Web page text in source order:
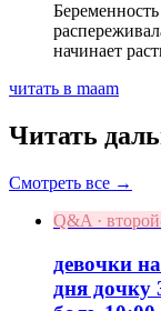
начинает
читать в maam
Читать
Смотреть все →
Q&A ·
девочки
дня дочку